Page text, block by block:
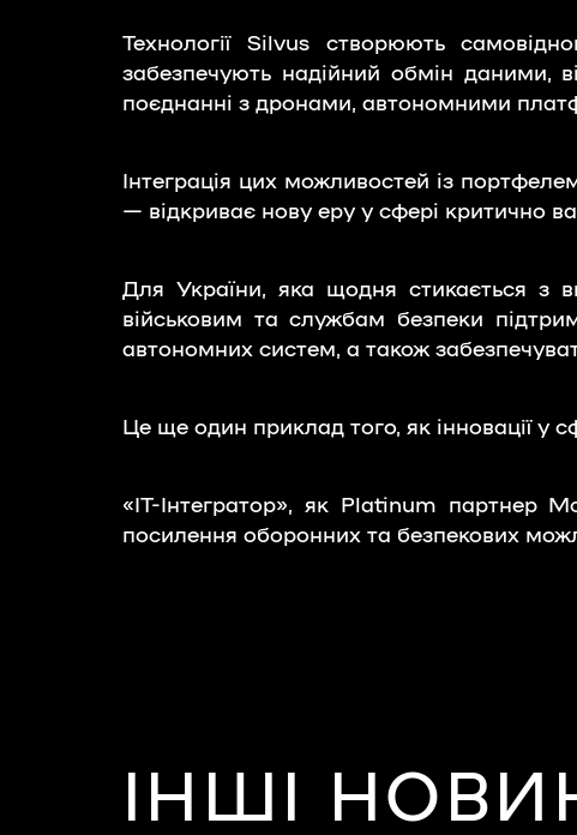
Технології Silvus створюють
забезпечують надійний обмін даними,
поєднанні з дронами, автономними
Інтеграція цих можливостей із
— відкриває нову еру у сфері критично
Для України, яка щодня стикається з
військовим та службам безпеки
автономних систем, а також
Це ще один приклад того, як інновації у
«ІТ-Інтегратор», як Platinum партнер
посилення оборонних та безпекових
ІНШІ